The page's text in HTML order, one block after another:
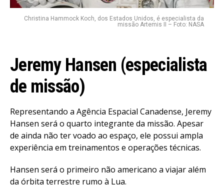
Christina Hammock Koch, dos Estados Unidos, é especialista da
missão Artemis II – Foto: NASA
Jeremy Hansen (especialista
de missão)
Representando a Agência Espacial Canadense, Jeremy
Hansen será o quarto integrante da missão. Apesar
de ainda não ter voado ao espaço, ele possui ampla
experiência em treinamentos e operações técnicas.
Hansen será o primeiro não americano a viajar além
da órbita terrestre rumo à Lua.